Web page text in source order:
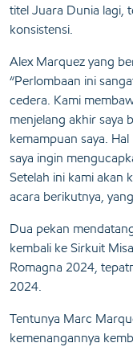
titel Juara Dunia lagi,
konsistensi.
Alex Marquez yang
“Perlombaan ini
cedera. Kami
menjelang akhir saya
kemampuan saya.
saya ingin
Setelah ini kami akan
acara berikutnya,
Dua pekan
kembali ke Sirkuit
Romagna 2024,
2024.
Tentunya Marc
kemenangannya